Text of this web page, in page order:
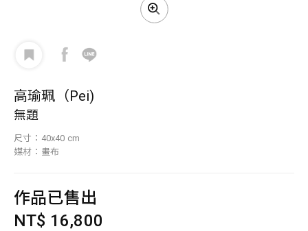
高瑜珮（Pei)
無題
尺寸：40x40 cm
媒材：畫布
作品已售出
NT$ 16,800